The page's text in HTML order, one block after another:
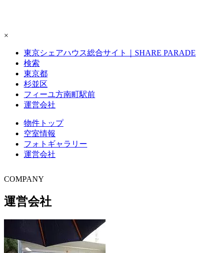
×
東京シェアハウス総合サイト｜SHARE PARADE
検索
東京都
杉並区
フィーユ方南町駅前
運営会社
物件トップ
空室情報
フォト ギャラリー
運営会社
COMPANY
運営会社